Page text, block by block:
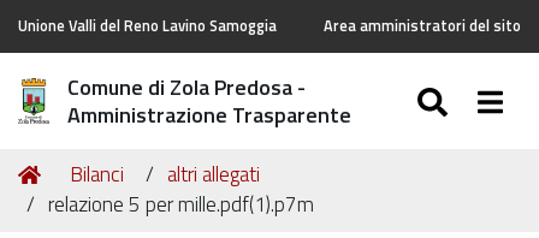
Unione Valli del Reno Lavino Samoggia Area amministratori del sito
Comune di Zola Predosa -
Amministrazione Trasparente
Tu
sei
Home
Bilanci
altri allegati
relazione 5 per mille.pdf(1).p7m